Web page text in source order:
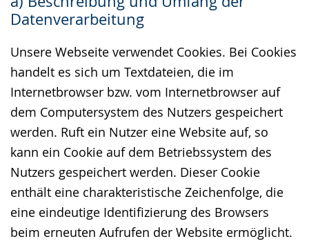
Datenverarbeitung
Unsere Webseite verwendet Cookies. Bei Cookies
handelt es sich um Textdateien, die im
Internetbrowser bzw. vom Internetbrowser auf
dem Computersystem des Nutzers gespeichert
werden. Ruft ein Nutzer eine Website auf, so
kann ein Cookie auf dem Betriebssystem des
Nutzers gespeichert werden. Dieser Cookie
enthält eine charakteristische Zeichenfolge, die
eine eindeutige Identifizierung des Browsers
beim erneuten Aufrufen der Website ermöglicht.
wechseln.
Deutscher
wird
angezeigt.